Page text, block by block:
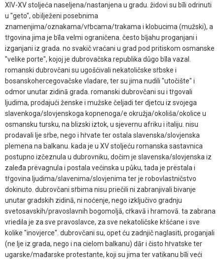
XIV-XV stoljeća naseljena/nastanjena u gradu. židovi su bīli odrinuti
u "geto", obïlježeni posebnima
znamenjima/oznakama/vṙbcama/trakama i klobucima (mužski), a
tṙgovina jima je bīla velmi ograničena. često bījahu proganjani i
izganjani iz grada. no svakič vraćani u grad pod pritiskom osmanske
"velike porte", kojoj je dubrovačska republika důgo bīla vazal.
romanski dubrovčani su ugošćivali nekatoličske sṙbske i
bosanskohercegovačske vladare, ter su jima nudili "utočište" i
odmor unutar zidinā grada. romanski dubrovčani su i tṙgovali
ljudima, prodajući ženske i mužske čeljadi ter djetcu iz svojega
slavenkoga/slovjenskoga kopnenoga/e okružja/okoliša/okolice u
osmansku tursku, na blizski iztok, u sjevernu afriku i italiju. nisu
prodavali lje sṙbe, nego i hṙvate ter ostala slavenska/slovjenska
plemena na balkanu. kada je u XV stoljeću romanska sastavnica
postupno izčeznula u dubrovniku, dočim je slavenska/slovjenska iz
zaleđa prëvagnula i postala većinska u půku, tada je prëstala i
tṙgovina ljudima/slavenima/slovjenima ter je robovlastničstvo
dokinuto. dubrovčani sṙbima nisu priečili ni zabranjivali bivanje
unutar gradskih zidinā, ni noćenje, nego izključivo gradnju
svetosavskih/pravoslavnih bogomoljā, cṙkavā i hramovā. ta zabrana
vriedila je za sve pravoslavce, za sve nekatoličske kṙšćane i sve
kolike "inovjerce". dubrovčani su, opet ću zadnjič naglasiti, proganjali
(ne lje iz grada, nego i na cielom balkanu) dār i čisto hṙvatske ter
ugarske/mađarske protestante, koji su jima ter vatikanu bīli veći